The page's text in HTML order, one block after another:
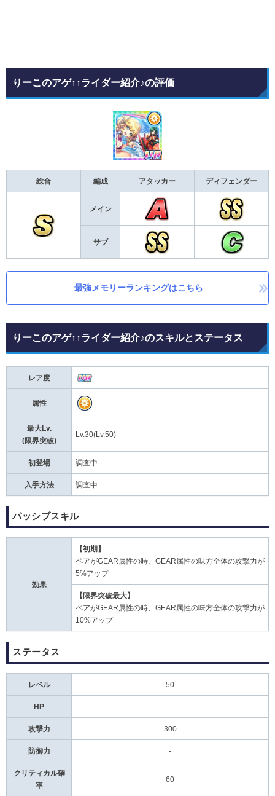
りーこのアゲ↑↑ライダー紹介♪の評価
総合 編成 アタッカー ディフェンダー
メイン
サブ
最強メモリーランキングはこちら
りーこのアゲ↑↑ライダー紹介♪のスキルとステータス
レア度
属性
最大Lv.
(限界突破)
Lv.30(Lv.50)
初登場 調査中
入手方法 調査中
パッシブスキル
効果
【初期】
ペアがGEAR属性の時、GEAR属性の味方全体の攻撃力が
5%アップ
【限界突破最大】
ペアがGEAR属性の時、GEAR属性の味方全体の攻撃力が
10%アップ
ステータス
レベル 50
HP -
攻撃力 300
防御力 -
クリティカル確
率
60